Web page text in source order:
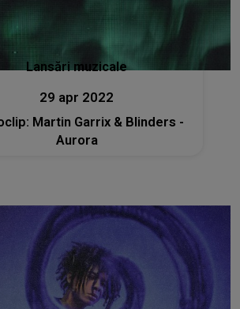
Lansări muzicale
29 apr 2022
Martin Garrix & Blinders -
Aurora